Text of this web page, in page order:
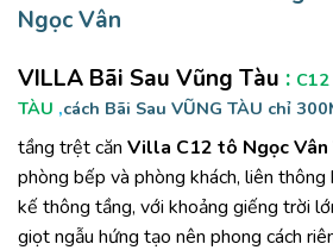
Ngọc Vân
VILLA Bãi Sau Vũng Tàu :
TÀU ,cách Bãi Sau VŨNG TÀU chỉ
tầng trệt căn Villa C12 tô Ngọc Vân
phòng bếp và phòng khách, liên
kế thông tầng, với khoảng giếng trời
giọt ngẫu hứng tạo nên phong cách